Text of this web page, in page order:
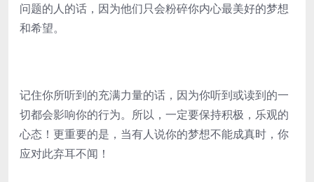
问题的人的话，因为他们只会粉碎你内心最美好的梦想
和希望。
记住你所听到的充满力量的话，因为你听到或读到的一
切都会影响你的行为。所以，一定要保持积极，乐观的
心态！更重要的是，当有人说你的梦想不能成真时，你
应对此弃耳不闻！